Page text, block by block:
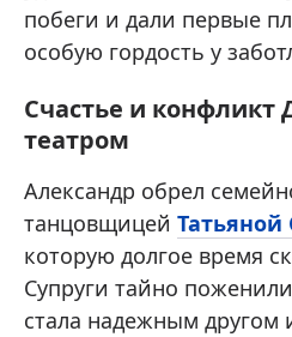
побеги и дали первые
особую гордость у
Счастье и конфликт
театром
Александр обрел
танцовщицей Татьяной
которую долгое время
Супруги тайно
стала надежным другом